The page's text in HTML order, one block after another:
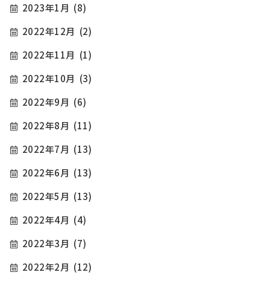
2023年1月 (8)
2022年12月 (2)
2022年11月 (1)
2022年10月 (3)
2022年9月 (6)
2022年8月 (11)
2022年7月 (13)
2022年6月 (13)
2022年5月 (13)
2022年4月 (4)
2022年3月 (7)
2022年2月 (12)